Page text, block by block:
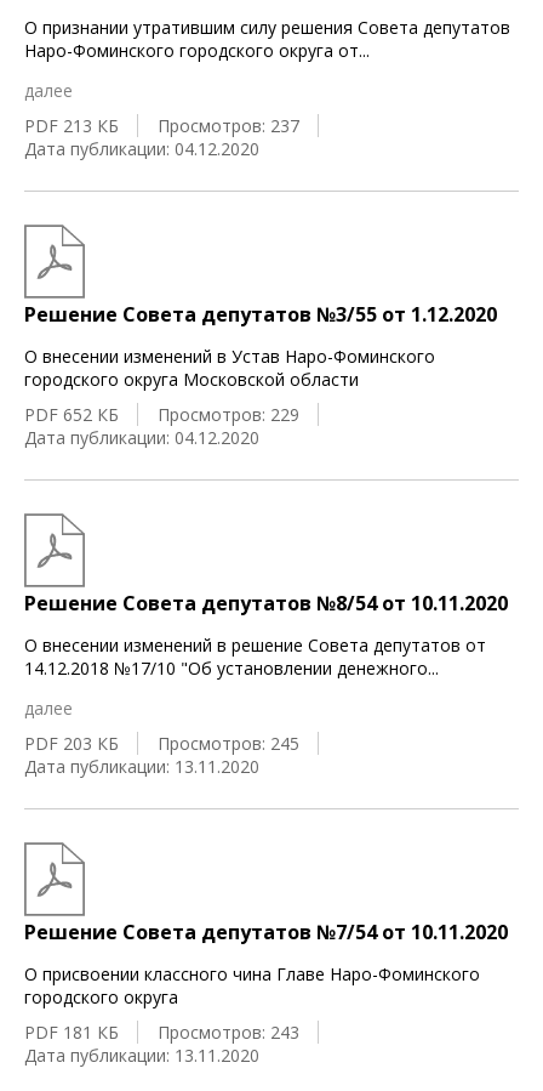
О признании утратившим силу решения Совета депутатов
Наро-Фоминского городского округа от...
далее
PDF 213 КБ
Просмотров: 237
Дата публикации: 04.12.2020
Решение Совета депутатов №3/55 от 1.12.2020
О внесении изменений в Устав Наро-Фоминского
городского округа Московской области
PDF 652 КБ
Просмотров: 229
Дата публикации: 04.12.2020
Решение Совета депутатов №8/54 от 10.11.2020
О внесении изменений в решение Совета депутатов от
14.12.2018 №17/10 "Об установлении денежного...
далее
PDF 203 КБ
Просмотров: 245
Дата публикации: 13.11.2020
Решение Совета депутатов №7/54 от 10.11.2020
О присвоении классного чина Главе Наро-Фоминского
городского округа
PDF 181 КБ
Просмотров: 243
Дата публикации: 13.11.2020